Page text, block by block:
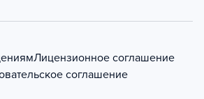
Лицензионное соглашение
соглашение